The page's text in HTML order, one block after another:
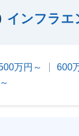
インフラエ
万円～ 600